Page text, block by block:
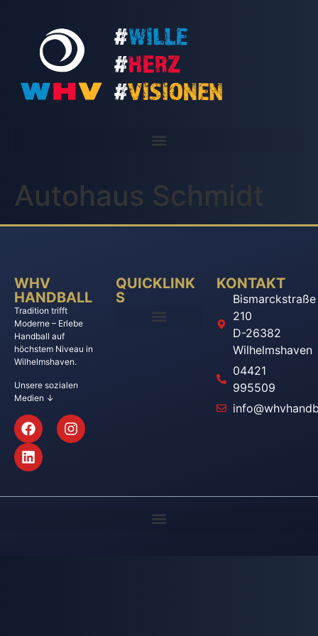
Autohaus Schmidt
WHV
HANDBALL
Tradition trifft
Moderne – Erlebe
Handball auf
höchstem Niveau in
Wilhelmshaven.
Unsere sozialen
Medien ↓
QUICKLINK
S
KONTAKT
Bismarckstraße
210
D-26382
Wilhelmshaven
04421
995509